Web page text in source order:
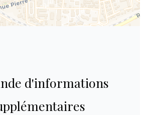
d'informations